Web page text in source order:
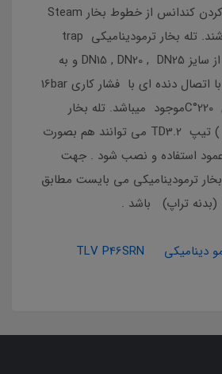
بخار ها جهت خارج کردن کندانس از خطوط بخار Steam
مورد استفاده می باشند. تله بخار ترمودینامیکی trap
Steam تیپ TD3.2 از سایز DN15 , DN20 , DN25 و به
اینچ 1/2" و 3/4 و 1" با اتصال دنده ای با فشار کاری 16bar
و نهایت دمای کاری 220°Cموجود میباشد. تله بخار
ترمودینامیکی (تراپ ) تیپ TD3.2 می توانند هم بصورت
استفاده و نصب شود . جهت
ترمودینامیکی می بایست مطابق
تراپ) باشد .
دینامیکی TLV P46SRN